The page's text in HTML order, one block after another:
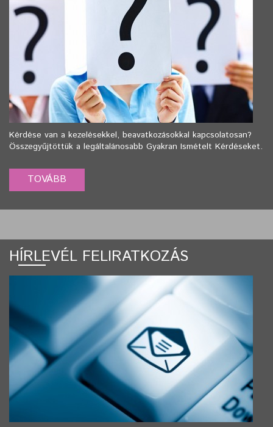
Kérdése van a kezelésekkel, beavatkozásokkal kapcsolatosan?
Összegyűjtöttük a legáltalánosabb Gyakran Ismételt Kérdéseket.
HÍRLEVÉL FELIRATKOZÁS